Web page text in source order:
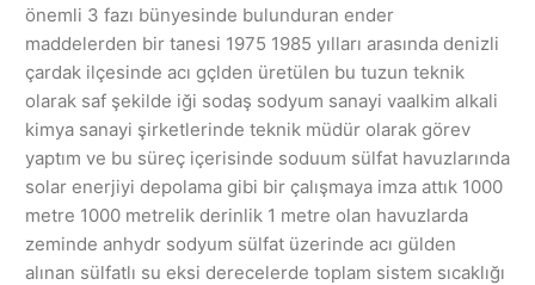
önemli 3 fazı bünyesinde bulunduran ender
maddelerden bir tanesi 1975 1985 yılları arasında denizli
çardak ilçesinde acı gçlden üretülen bu tuzun teknik
olarak saf şekilde iği sodaş sodyum sanayi vaalkim alkali
kimya sanayi şirketlerinde teknik müdür olarak görev
yaptım ve bu süreç içerisinde soduum sülfat havuzlarında
solar enerjiyi depolama gibi bir çalışmaya imza attık 1000
metre 1000 metrelik derinlik 1 metre olan havuzlarda
zeminde anhydr sodyum sülfat üzerinde acı gülden
alınan sülfatlı su eksi derecelerde toplam sistem sıcaklığı